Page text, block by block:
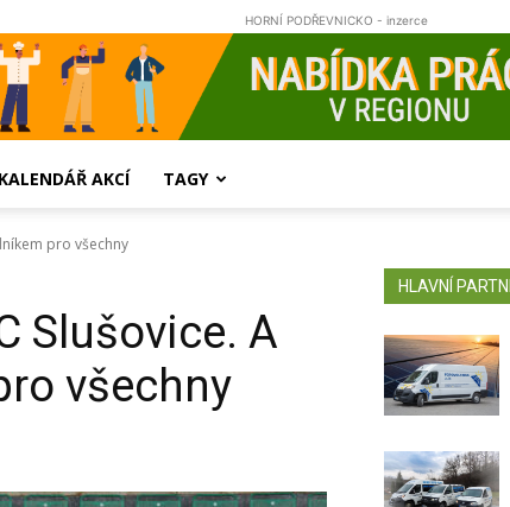
HORNÍ PODŘEVNICKO - inzerce
KALENDÁŘ AKCÍ TAGY
pro všechny
Slušovice. A
všechny
HLAVNÍ